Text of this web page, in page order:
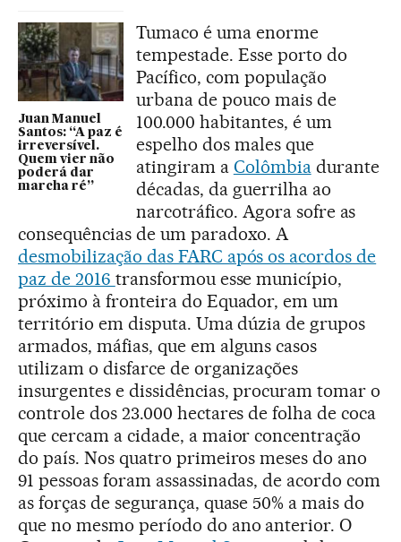
Juan Manuel
Santos: “A paz é
irreversível.
Quem vier não
poderá dar
marcha ré”
Tumaco é uma enorme
tempestade. Esse porto do
Pacífico, com população
urbana de pouco mais de
100.000 habitantes, é um
espelho dos males que
atingiram a Colômbiadurante
décadas, da guerrilha ao
narcotráfico. Agora sofre as
consequências de um paradoxo. A
desmobilização das FARC após os acordos de
paz de 2016 transformou esse município,
próximo à fronteira do Equador, em um
território em disputa. Uma dúzia de grupos
armados, máfias, que em alguns casos
utilizam o disfarce de organizações
insurgentes e dissidências, procuram tomar o
controle dos 23.000 hectares de folha de coca
que cercam a cidade, a maior concentração
do país. Nos quatro primeiros meses do ano
91 pessoas foram assassinadas, de acordo com
as forças de segurança, quase 50% a mais do
que no mesmo período do ano anterior. O